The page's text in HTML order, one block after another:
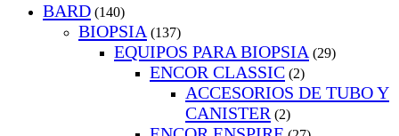
BARD (140)
BIOPSIA (137)
EQUIPOS PARA BIOPSIA (29)
ENCOR CLASSIC (2)
ACCESORIOS DE TUBO Y
CANISTER (2)